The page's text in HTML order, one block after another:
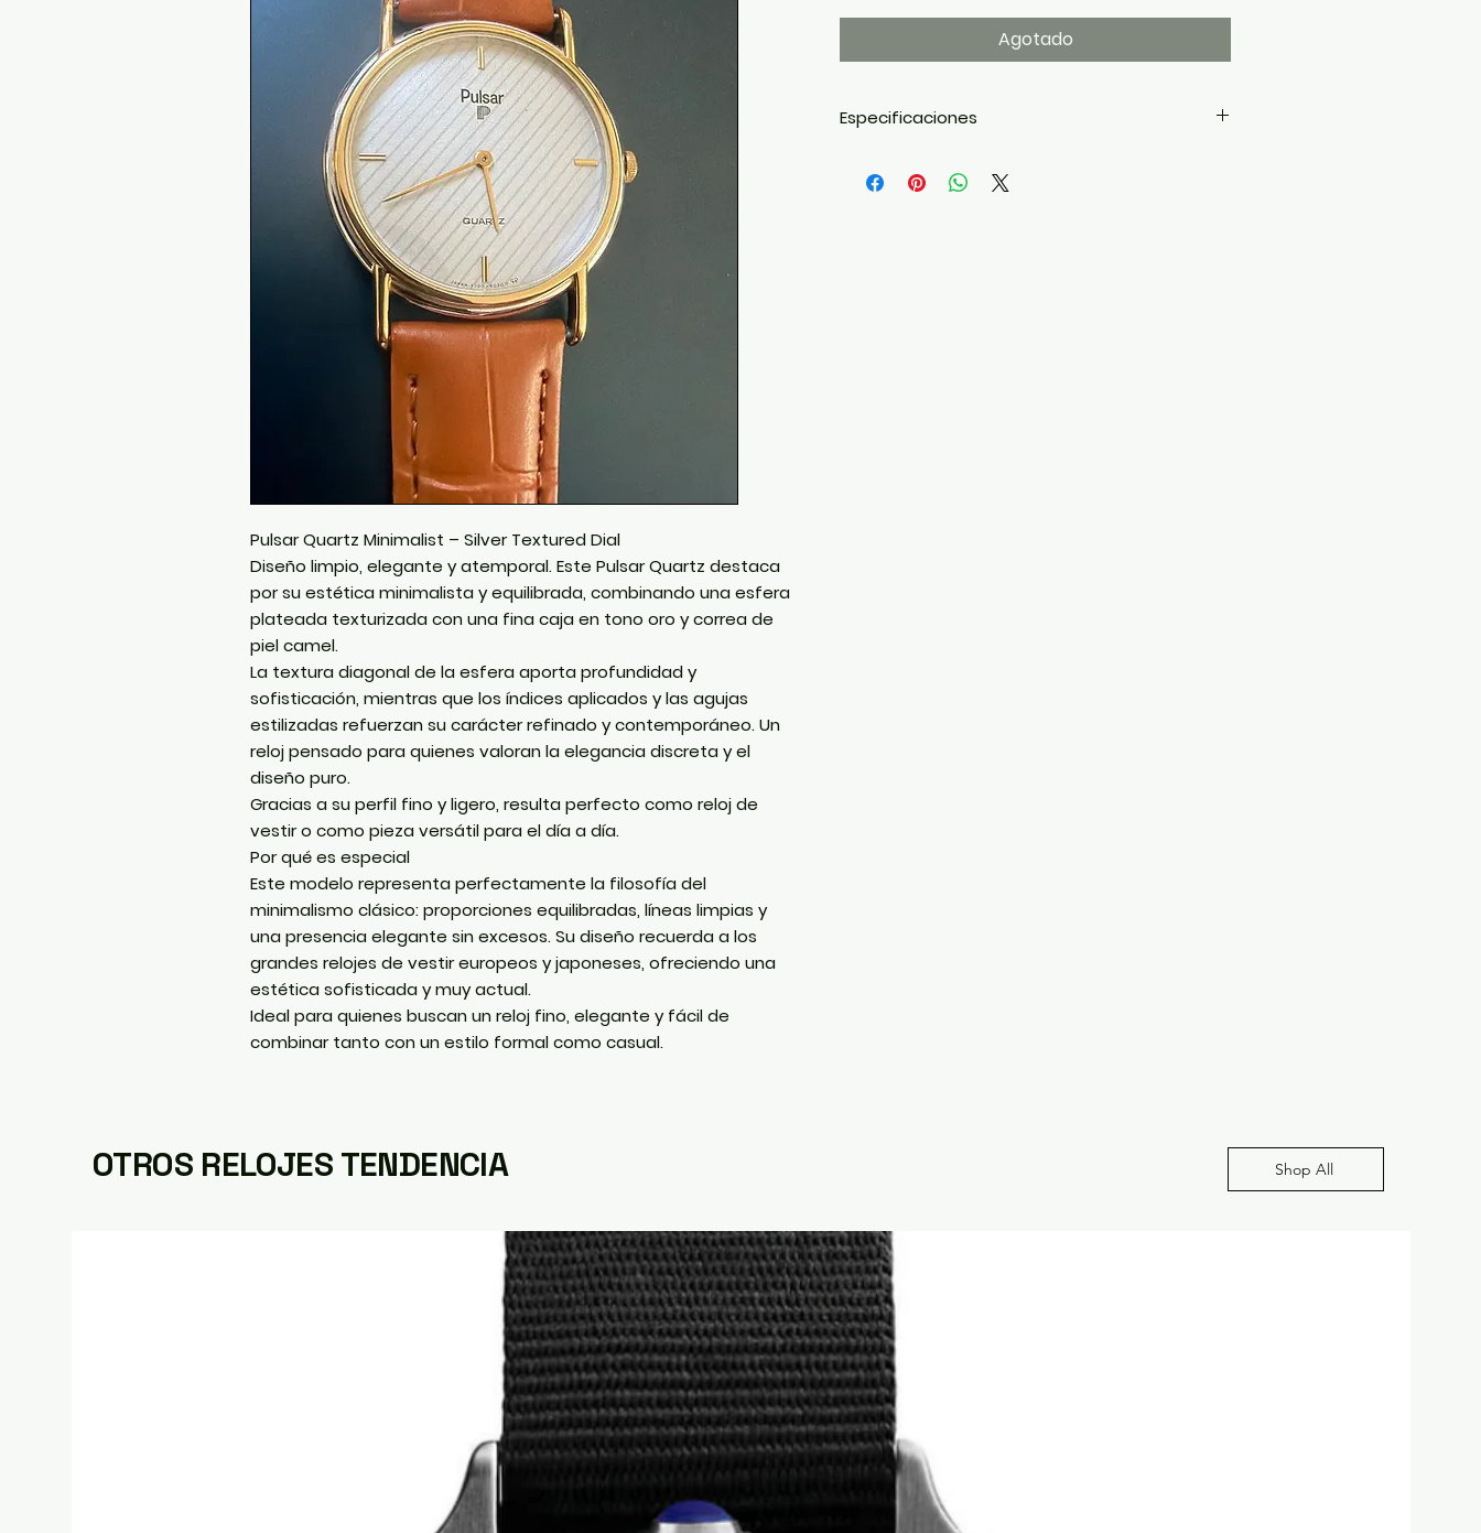
Pulsar Quartz Minimalist – Silver Textured Dial
Diseño limpio, elegante y atemporal. Este Pulsar Quartz destaca
por su estética minimalista y equilibrada, combinando una esfera
plateada texturizada con una fina caja en tono oro y correa de
piel camel.
La textura diagonal de la esfera aporta profundidad y
sofisticación, mientras que los índices aplicados y las agujas
estilizadas refuerzan su carácter refinado y contemporáneo. Un
reloj pensado para quienes valoran la elegancia discreta y el
diseño puro.
Gracias a su perfil fino y ligero, resulta perfecto como reloj de
vestir o como pieza versátil para el día a día.
Por qué es especial
Este modelo representa perfectamente la filosofía del
minimalismo clásico: proporciones equilibradas, líneas limpias y
una presencia elegante sin excesos. Su diseño recuerda a los
grandes relojes de vestir europeos y japoneses, ofreciendo una
estética sofisticada y muy actual.
Ideal para quienes buscan un reloj fino, elegante y fácil de
combinar tanto con un estilo formal como casual.
Agotado
Especificaciones
* Movimiento: Quartz japonés
OTROS RELOJES TENDENCIA Shop All